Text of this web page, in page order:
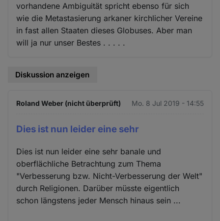
vorhandene Ambiguität spricht ebenso für sich
wie die Metastasierung arkaner kirchlicher Vereine
in fast allen Staaten dieses Globuses. Aber man
will ja nur unser Bestes . . . . .
Diskussion anzeigen
Roland Weber (nicht überprüft) Mo. 8 Jul 2019 - 14:55
Dies ist nun leider eine sehr
Dies ist nun leider eine sehr banale und
oberflächliche Betrachtung zum Thema
"Verbesserung bzw. Nicht-Verbesserung der Welt"
durch Religionen. Darüber müsste eigentlich
schon längstens jeder Mensch hinaus sein ...